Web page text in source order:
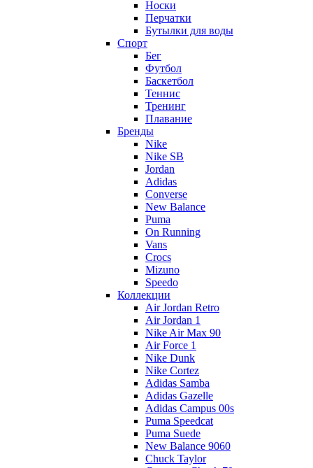
Носки
Перчатки
Бутылки для воды
Спорт
Бег
Футбол
Баскетбол
Теннис
Тренинг
Плавание
Бренды
Nike
Nike SB
Jordan
Adidas
Converse
New Balance
Puma
On Running
Vans
Crocs
Mizuno
Speedo
Коллекции
Air Jordan Retro
Air Jordan 1
Nike Air Max 90
Air Force 1
Nike Dunk
Nike Cortez
Adidas Samba
Adidas Gazelle
Adidas Campus 00s
Puma Speedcat
Puma Suede
New Balance 9060
Chuck Taylor